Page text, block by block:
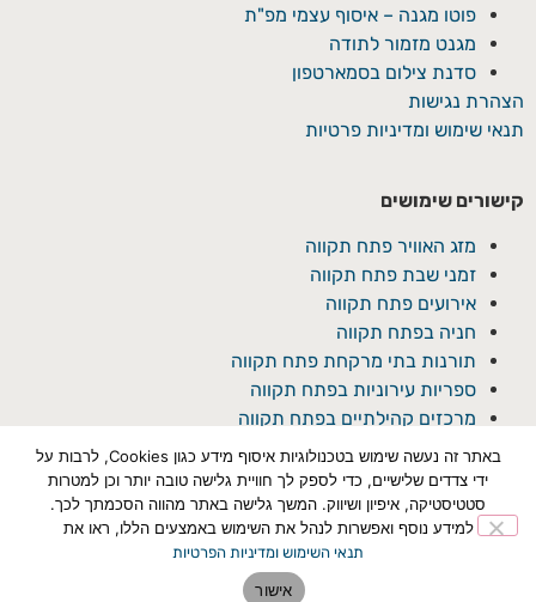
פוטו מגנה – איסוף עצמי מפ"ת
מגנט מזמור לתודה
סדנת צילום בסמארטפון
הצהרת נגישות
תנאי שימוש ומדיניות פרטיות
קישורים שימושים
מזג האוויר פתח תקווה
זמני שבת פתח תקווה
אירועים פתח תקווה
חניה בפתח תקווה
תורנות בתי מרקחת פתח תקווה
ספריות עירוניות בפתח תקווה
מרכזים קהילתיים בפתח תקווה
באתר זה נעשה שימוש בטכנולוגיות איסוף מידע כגון Cookies, לרבות על
ידי צדדים שלישיים, כדי לספק לך חוויית גלישה טובה יותר וכן למטרות
סטטיסטיקה, איפיון ושיווק. המשך גלישה באתר מהווה הסכמתך לכך.
למידע נוסף ואפשרות לנהל את השימוש באמצעים הללו, ראו את
תנאי השימוש ומדיניות הפרטיות
אישור